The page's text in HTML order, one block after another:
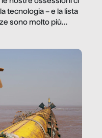
tecnologia – e la lista
sono molto più
vediamo